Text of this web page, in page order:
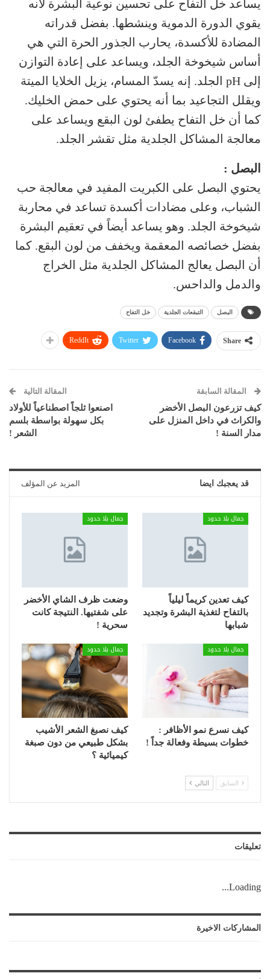
يساعد خل التفاح على تحسين نوعية البشرة لأنه
يقوي الدورة الدموية وينشطها. بفضل قدراته
المضادة للأكسدة، يحارب الجذور الحرة التي هي
أساس شيخوخة الجلد، ويساعد على إعادة التوازن
إلى pH الجلد. إنه يسدّ المسام، يزيل الخلايا الميتة
ويقلل التجاعيد بما أنه يحتوي على حمض الخليك.
كما أن خل التفاح يطفئ لون البقع ويساعد على
معالجة المشاكل الجلدية مثل تقشر الجلد.
البصل :
يحتوي البصل على الكبريت المفيد في معالجة حب
الشباب، وعلى مضادات أكسدة تساعد في محاربة
شيخوخة الجلد. وهو يساعد أيضاً في تعقيم البشرة
بفضل خصائصه المعقمة ويخفف من لون البقع. كما
أن البصل يعالج المشاكل الجلدية مثل الخراج
والدمل والداحس.
البصل التبقعات الجلدية خل التفاح
Share
Facebook
Twitter
ReddIt
المقالة السابقة
كيف تزرعون البصل الأخضر
والكراث في داخل المنزل على
مدار السنة !
المقالة التالية
اصنعوا ثلجاً اصطناعياً للأولاد
بكل سهولة بواسطة بلسم
الشعر !
قد يعجبك ايضا المزيد عن المؤلف
جمال بلا حدود
كيف تعدين كريماً ليلياً
بالتفاح لتغذية البشرة وتجديد
شبابها
جمال بلا حدود
وضعت ظرف الشاي الأخضر
على شفتيها. النتيجة كانت
سحرية !
جمال بلا حدود
كيف نسرع نمو الأظافر :
خطوات بسيطة وفعالة جداً !
جمال بلا حدود
كيف نصبغ الشعر الأشيب
بشكل طبيعي من دون صبغة
كيميائية ؟
السابق التالي
تعليقات
Loading...
المشاركات الاخيرة